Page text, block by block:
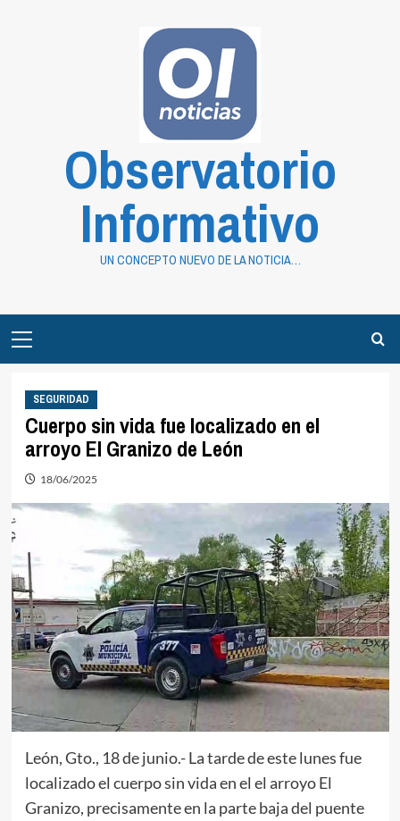
Observatorio
Informativo
UN CONCEPTO NUEVO DE LA NOTICIA…
Menu
SEGURIDAD
Cuerpo sin vida fue localizado en el
arroyo El Granizo de León
18/06/2025
León, Gto., 18 de junio.- La tarde de este lunes fue
localizado el cuerpo sin vida en el el arroyo El
Granizo, precisamente en la parte baja del puente